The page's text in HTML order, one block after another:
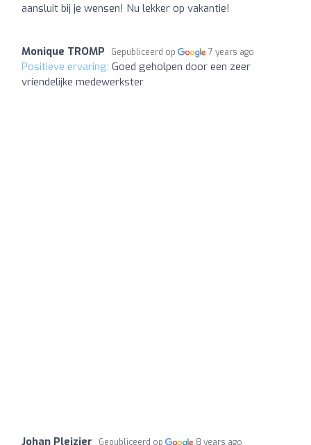
aansluit bij je wensen! Nu lekker op vakantie!
Monique TROMP Gepubliceerd op 7 years ago
Positieve ervaring: Goed geholpen door een zeer
vriendelijke medewerkster
Johan Pleizier Gepubliceerd op 8 years ago